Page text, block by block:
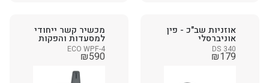
אוזניות שב"כ - פין
אוניברסלי
DS 340
₪179
מכשיר קשר ייחודי
למסעדות והפקות
ECO WPF-4
₪590